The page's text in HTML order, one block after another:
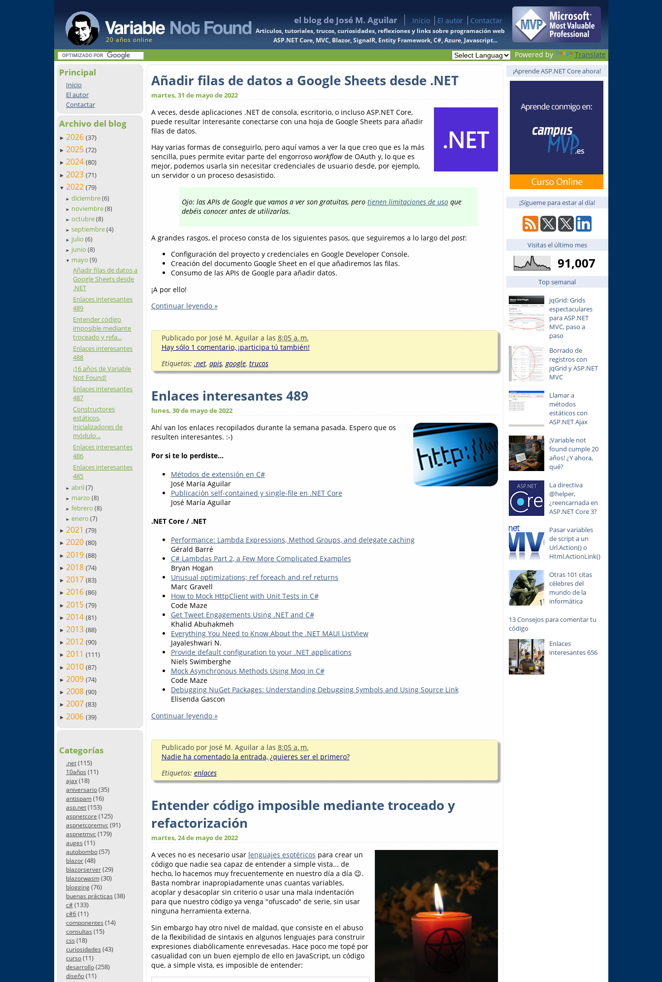
20 años online
el blog de José M. Aguilar Inicio El autor Contactar
Artículos, tutoriales, trucos, curiosidades, reflexiones y links sobre programación web
ASP.NET Core, MVC, Blazor, SignalR, Entity Framework, C#, Azure, Javascript...
Powered by Translate
Principal
Inicio
El autor
Contactar
Archivo del blog
► 2026 (37)
► 2025 (72)
► 2024 (80)
► 2023 (71)
▼ 2022 (79)
► diciembre(6)
► noviembre(8)
► octubre(8)
► septiembre(4)
► julio(6)
► junio(8)
▼ mayo(9)
Añadir filas de datos a
Google Sheets desde
.NET
Enlaces interesantes
489
Entender código
imposible mediante
troceado y refa...
Enlaces interesantes
488
¡16 años de Variable
Not Found!
Enlaces interesantes
487
Constructores
estáticos,
inicializadores de
módulo...
Enlaces interesantes
486
Enlaces interesantes
485
► abril(7)
► marzo(8)
► febrero(8)
► enero(7)
► 2021 (79)
► 2020 (80)
► 2019 (88)
► 2018 (74)
► 2017 (83)
► 2016 (86)
► 2015 (79)
► 2014 (81)
► 2013 (88)
► 2012 (90)
► 2011 (111)
► 2010 (87)
► 2009 (74)
► 2008 (90)
► 2007 (83)
► 2006 (39)
Categorías
.net(115)
10años (11)
ajax(18)
aniversario(35)
antispam(16)
asp.net(153)
aspnetcore (125)
aspnetcoremvc(91)
aspnetmvc(179)
auges (11)
autobombo(57)
blazor(48)
blazorserver(29)
blazorwasm(30)
blogging(76)
buenas prácticas (38)
c#(133)
c#6(11)
componentes (14)
consultas (15)
css (18)
curiosidades (43)
curso(11)
desarrollo(258)
diseño(11)
Añadir filas de datos a Google Sheets desde .NET
martes, 31 de mayo de 2022
A veces, desde aplicaciones .NET de consola, escritorio, o incluso ASP.NET Core,
puede resultar interesante conectarse con una hoja de Google Sheets para añadir
filas de datos.
Hay varias formas de conseguirlo, pero aquí vamos a ver la que creo que es la más
sencilla, pues permite evitar parte del engorroso workflowde OAuth y, lo que es
mejor, podemos usarla sin necesitar credenciales de usuario desde, por ejemplo,
un servidor o un proceso desasistido.
Ojo: las APIs de Google que vamos a ver son gratuitas, perotienen limitaciones de uso que
debéis conocer antes de utilizarlas.
A grandes rasgos, el proceso consta de los siguientes pasos, que seguiremos a lo largo del post:
Configuración del proyecto y credenciales en Google Developer Console.
Creación del documento Google Sheet en el que añadiremos las filas.
Consumo de las APIs de Google para añadir datos.
¡A por ello!
Continuar leyendo »
Publicado por José M. Aguilar a las 8:05 a. m.
Hay sólo 1 comentario, ¡participa tú también!
Etiquetas: .net, apis,google, trucos
Enlaces interesantes 489
lunes, 30 de mayo de 2022
Ahí van los enlaces recopilados durante la semana pasada. Espero que os
resulten interesantes. :-)
Por si te lo perdiste...
Métodos de extensión en C#
José María Aguilar
Publicación self-contained y single-file en .NET Core
José María Aguilar
.NET Core / .NET
Performance: Lambda Expressions, Method Groups, and delegate caching
Gérald Barré
C# Lambdas Part 2, a Few More Complicated Examples
Bryan Hogan
Unusual optimizations; ref foreach and ref returns
Marc Gravell
How to Mock HttpClient with Unit Tests in C#
Code Maze
Get Tweet Engagements Using .NET and C#
Khalid Abuhakmeh
Everything You Need to Know About the .NET MAUI ListView
Jayaleshwari N.
Provide default configuration to your .NET applications
Niels Swimberghe
Mock Asynchronous Methods Using Moq in C#
Code Maze
Debugging NuGet Packages: Understanding Debugging Symbols and Using Source Link
Elisenda Gascon
Continuar leyendo »
Publicado por José M. Aguilar a las 8:05 a. m.
Nadie ha comentado la entrada, ¿quieres ser el primero?
Etiquetas: enlaces
Entender código imposible mediante troceado y
refactorización
martes, 24 de mayo de 2022
A veces no es necesario usar lenguajes esotéricos para crear un
código que nadie sea capaz de entender a simple vista... de
hecho, lo hacemos muy frecuentemente en nuestro día a día 😉.
Basta nombrar inapropiadamente unas cuantas variables,
acoplar y desacoplar sin criterio o usar una mala indentación
para que nuestro código ya venga "ofuscado" de serie, sin usar
ninguna herramienta externa.
Sin embargo hay otro nivel de maldad, que consiste en el abuso
de la flexibilidad de sintaxis en algunos lenguajes para construir
expresiones diabólicamente enrevesadas. Hace poco me topé por
casualidad con un buen ejemplo de ello en JavaScript, un código
que, a simple vista, es imposible de entender:
¡Aprende ASP.NET Core ahora!
¡Sígueme para estar al día!
Visitas el último mes
91,007
Top semanal
jqGrid: Grids
espectaculares
para ASP.NET
MVC, paso a
paso
Borrado de
registros con
jqGrid y ASP.NET
MVC
Llamar a
métodos
estáticos con
ASP.NET Ajax
¡Variable not
found cumple 20
años! ¿Y ahora,
qué?
La directiva
@helper,
¿reencarnada en
ASP.NET Core 3?
Pasar variables
de script a un
Url.Action() o
Html.ActionLink()
Otras 101 citas
célebres del
mundo de la
informática
13 Consejos para comentar tu
código
Enlaces
interesantes 656